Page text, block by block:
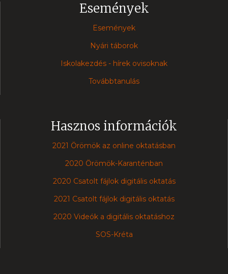
Események
Események
Nyári táborok
Iskolakezdés - hírek ovisoknak
Továbbtanulás
Hasznos információk
2021 Örömök az online oktatásban
2020 Örömök-Karanténban
2020 Csatolt fájlok digitális oktatás
2021 Csatolt fájlok digitális oktatás
2020 Videók a digitális oktatáshoz
SOS-Kréta